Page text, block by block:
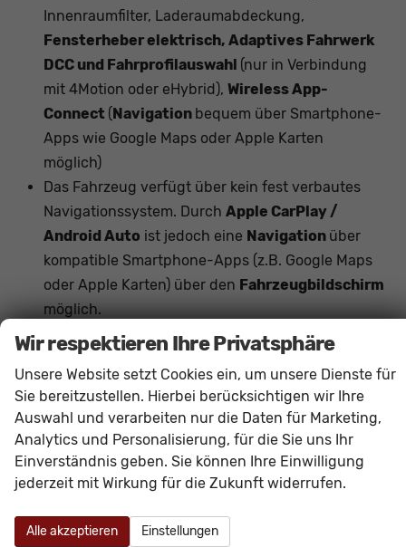
Innenraumfilter, Laderaumabdeckung,
Fensterheber elektrisch, Adaptives Fahrwerk
DCC und Fahrprofilauswahl (nur in Verbindung
mit 4Motion oder eHybrid), Wireless App-
Connect (Navigation bequem über Smartphone-
Apps wie Google Maps oder Apple Karten
möglich)
Das Fahrzeug verfügt über kein fest verbautes
Navigationssystem. Durch Apple CarPlay /
Android Auto ist jedoch eine Navigation über
kompatible Smartphone-Apps (z.B. Google Maps
oder Apple Karten) über den Fahrzeugbildschirm
möglich.
Hinweis: Das Fahrzeug verfügt über die
serienmäßige
elektrische Standklimatisierung
(Standheizung und Standkühlung, je nach
Funktionalität programmierbar oder per App)
Eine kraftstoffbetriebene Heizung mit separater
Funkfernbedienung ist nicht verbaut.
Ambiente-Beleuchtung
Wir respektieren Ihre Privatsphäre
Unsere Website setzt Cookies ein, um unsere Dienste für
Sie bereitzustellen. Hierbei berücksichtigen wir Ihre
Auswahl und verarbeiten nur die Daten für Marketing,
Analytics und Personalisierung, für die Sie uns Ihr
Einverständnis geben. Sie können Ihre Einwilligung
jederzeit mit Wirkung für die Zukunft widerrufen.
Alle akzeptieren Einstellungen